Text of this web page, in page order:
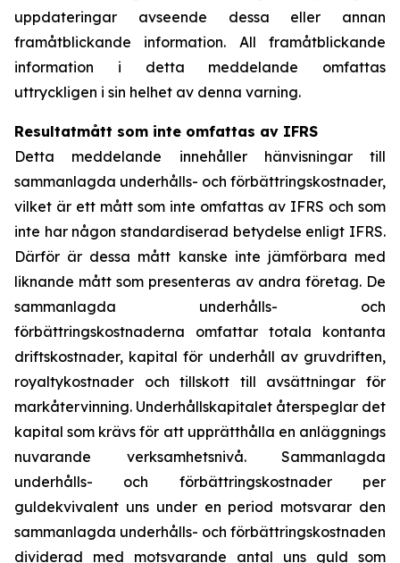
uppdateringar avseende dessa eller annan
framåtblickande information. All framåtblickande
information i detta meddelande omfattas
uttryckligen i sin helhet av denna varning.
Resultatmått som inte omfattas av IFRS
Detta meddelande innehåller hänvisningar till
sammanlagda underhålls- och förbättringskostnader,
vilket är ett mått som inte omfattas av IFRS och som
inte har någon standardiserad betydelse enligt IFRS.
Därför är dessa mått kanske inte jämförbara med
liknande mått som presenteras av andra företag. De
sammanlagda underhålls- och
förbättringskostnaderna omfattar totala kontanta
driftskostnader, kapital för underhåll av gruvdriften,
royaltykostnader och tillskott till avsättningar för
markåtervinning. Underhållskapitalet återspeglar det
kapital som krävs för att upprätthålla en anläggnings
nuvarande verksamhetsnivå. Sammanlagda
underhålls- och förbättringskostnader per
guldekvivalent uns under en period motsvarar den
sammanlagda underhålls- och förbättringskostnaden
dividerad med motsvarande antal uns guld som